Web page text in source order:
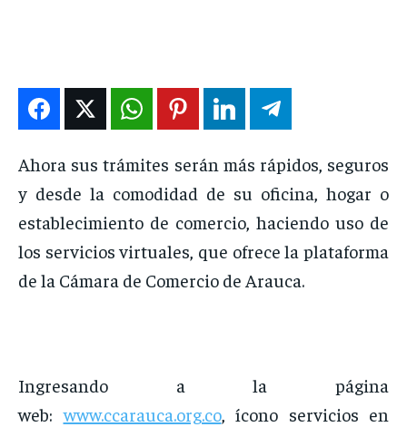
NOSOTROS
INSTITUCIONAL
PUATE CON NOSOTROS
NOSOTROS
INSTITUCIONAL
PUATE CON NOSOTROS
NOSOTROS
INSTITUCIONAL
PUATE CON NOSOTROS
NOSOTROS
INSTITUCIONAL
PUATE CON NOSOTROS
Ahora sus trámites serán más rápidos, seguros
y desde la comodidad de su oficina, hogar o
establecimiento de comercio, haciendo uso de
los servicios virtuales, que ofrece la plataforma
de la Cámara de Comercio de Arauca.
Ingresando a la página
web:www.ccarauca.org.co, ícono servicios en